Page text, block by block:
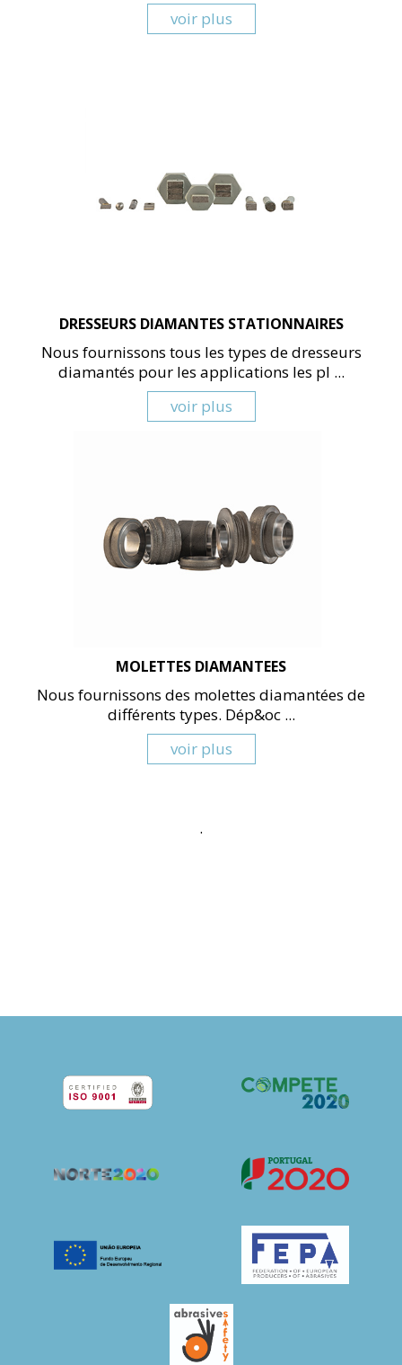
voir plus
DRESSEURS DIAMANTES STATIONNAIRES
Nous fournissons tous les types de dresseurs
diamantés pour les applications les pl ...
voir plus
MOLETTES DIAMANTEES
Nous fournissons des molettes diamantées de
différents types. Dép&oc ...
voir plus
.